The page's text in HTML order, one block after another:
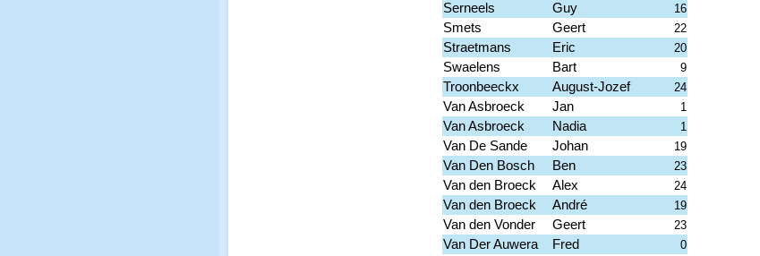
Serneels Guy 16
Smets Geert 22
Straetmans Eric 20
Swaelens Bart 9
Troonbeeckx August-Jozef 24
Van Asbroeck Jan 1
Van Asbroeck Nadia 1
Van De Sande Johan 19
Van Den Bosch Ben 23
Van den Broeck Alex 24
Van den Broeck André 19
Van den Vonder Geert 23
Van Der Auwera Fred 0